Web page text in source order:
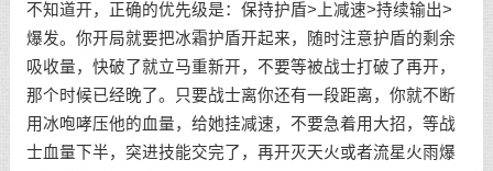
不知道开，正确的优先级是：保持护盾>上减速>持续输出>
爆发。你开局就要把冰霜护盾开起来，随时注意护盾的剩余
吸收量，快破了就立马重新开，不要等被战士打破了再开，
那个时候已经晚了。只要战士离你还有一段距离，你就不断
用冰咆哮压他的血量，给她挂减速，不要急着用大招，等战
士血量下半，突进技能交完了，再开灭天火或者流星火雨爆